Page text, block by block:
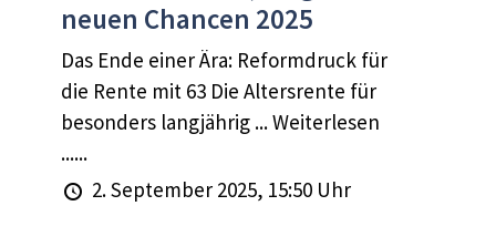
neuen Chancen 2025
Das Ende einer Ära: Reformdruck für
die Rente mit 63 Die Altersrente für
besonders langjährig ... Weiterlesen
......
2. September 2025, 15:50 Uhr